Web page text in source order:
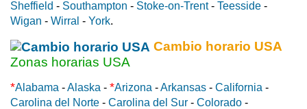
Sheffield - Southampton - Stoke-on-Trent- Teesside -
Wigan - Wirral - York.
Cambio horario USA
Zonas horarias USA
*Alabama -Alaska - *Arizona -Arkansas - California -
Carolina del Norte - Carolina del Sur - Colorado -